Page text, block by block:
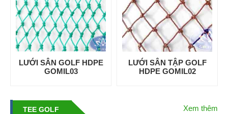
LƯỚI SÂN GOLF HDPE
GOMIL03
LƯỚI SÂN TẬP GOLF
HDPE GOMIL02
TEE GOLF Xem thêm